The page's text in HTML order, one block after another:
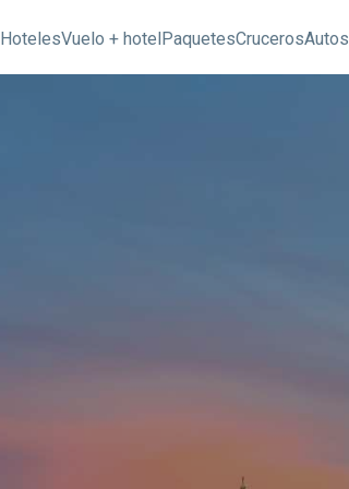
HotelesVuelo + hotelPaquetesCrucerosAutos